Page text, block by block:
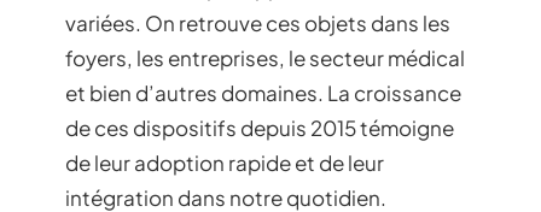
variées. On retrouve ces objets dans les
foyers, les entreprises, le secteur médical
et bien d’autres domaines. La croissance
de ces dispositifs depuis 2015 témoigne
de leur adoption rapide et de leur
intégration dans notre quotidien.